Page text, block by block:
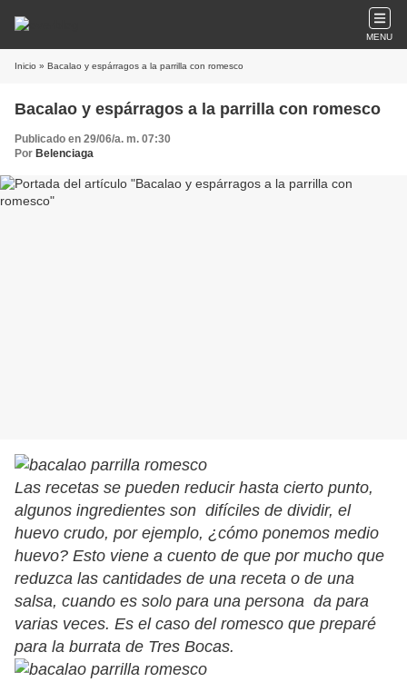
MENU
Inicio » Bacalao y espárragos a la parrilla con romesco
Bacalao y espárragos a la parrilla con romesco
Publicado en 29/06/a. m. 07:30
Por Belenciaga
Las recetas se pueden reducir hasta cierto punto,
algunos ingredientes son difíciles de dividir, el
huevo crudo, por ejemplo, ¿cómo ponemos medio
huevo? Esto viene a cuento de que por mucho que
reduzca las cantidades de una receta o de una
salsa, cuando es solo para una persona da para
varias veces. Es el caso del romesco que preparé
para la burrata de Tres Bocas.